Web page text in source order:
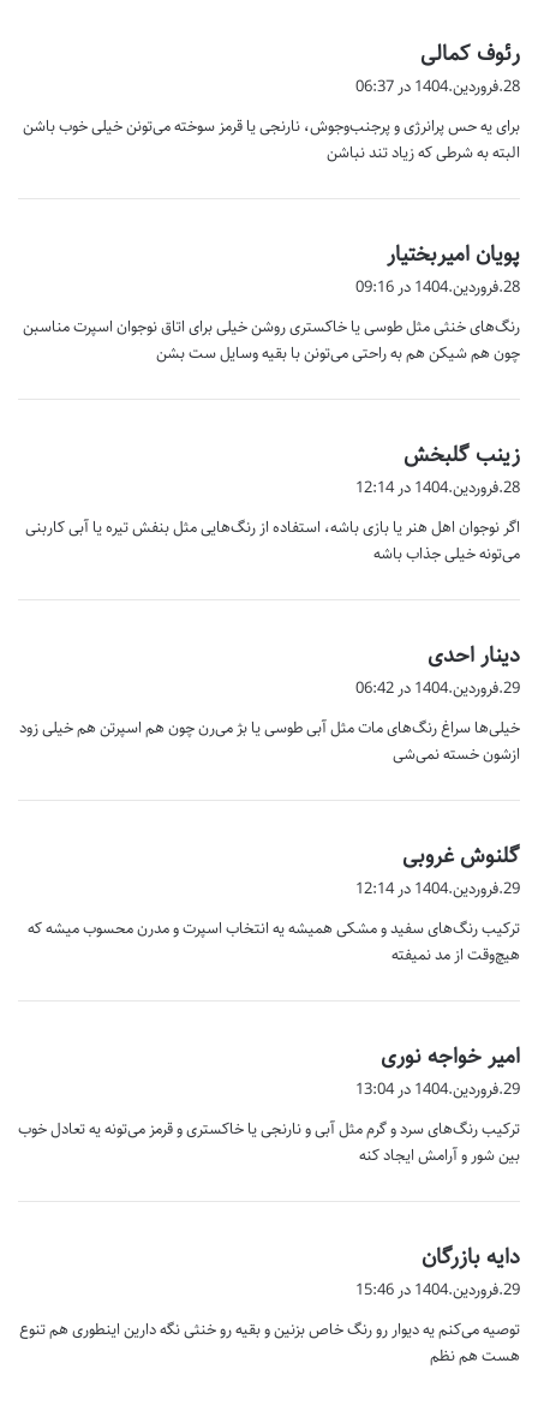
رئوف کمالی
ف
:
28.فروردین.1404 در 06:37
برای یه حس پرانرژی و پرجنب‌وجوش، نارنجی یا قرمز سوخته می‌تونن خیلی خوب باشن
البته به شرطی که زیاد تند نباشن
پویان امیربختیار
ف
:
28.فروردین.1404 در 09:16
رنگ‌های خنثی مثل طوسی یا خاکستری روشن خیلی برای اتاق نوجوان اسپرت مناسبن
چون هم شیکن هم به راحتی می‌تونن با بقیه وسایل ست بشن
زینب گلبخش
ت
:
28.فروردین.1404 در 12:14
اگر نوجوان اهل هنر یا بازی باشه، استفاده از رنگ‌هایی مثل بنفش تیره یا آبی کاربنی
می‌تونه خیلی جذاب باشه
دینار احدی
ف
:
29.فروردین.1404 در 06:42
خیلی‌ها سراغ رنگ‌های مات مثل آبی طوسی یا بژ می‌رن چون هم اسپرتن هم خیلی زود
ازشون خسته نمی‌شی
گلنوش غروبی
ت
:
29.فروردین.1404 در 12:14
ترکیب رنگ‌های سفید و مشکی همیشه یه انتخاب اسپرت و مدرن محسوب میشه که
هیچ‌وقت از مد نمیفته
امیر خواجه نوری
ف
:
29.فروردین.1404 در 13:04
ترکیب رنگ‌های سرد و گرم مثل آبی و نارنجی یا خاکستری و قرمز می‌تونه یه تعادل خوب
بین شور و آرامش ایجاد کنه
دایه بازرگان
ف
:
29.فروردین.1404 در 15:46
توصیه می‌کنم یه دیوار رو رنگ خاص بزنین و بقیه رو خنثی نگه دارین اینطوری هم تنوع
هست هم نظم